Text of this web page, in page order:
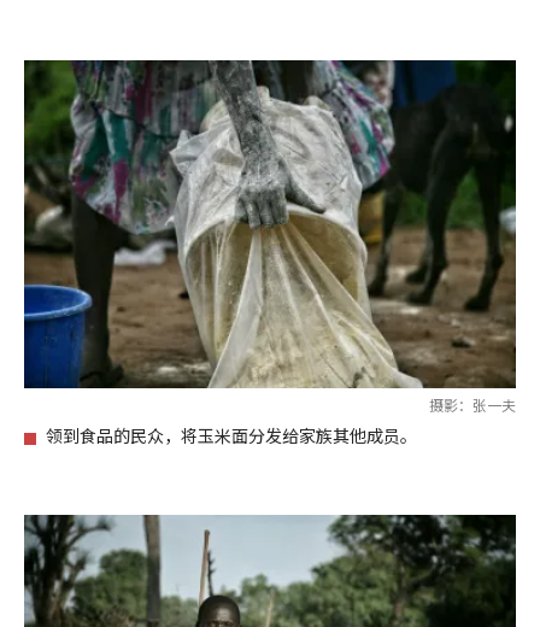
摄影：张一夫
领到食品的民众，将玉米面分发给家族其他成员。